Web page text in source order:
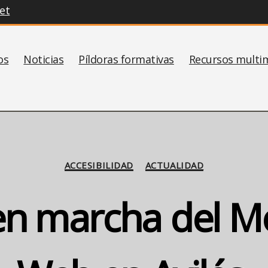
Noticias Píldoras formativas Recursos
Categorías
ACCESIBILIDAD ACTUALIDAD
marcha del